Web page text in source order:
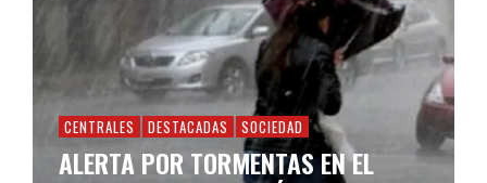
CENTRALES DESTACADAS SOCIEDAD
ALERTA POR TORMENTAS EN EL